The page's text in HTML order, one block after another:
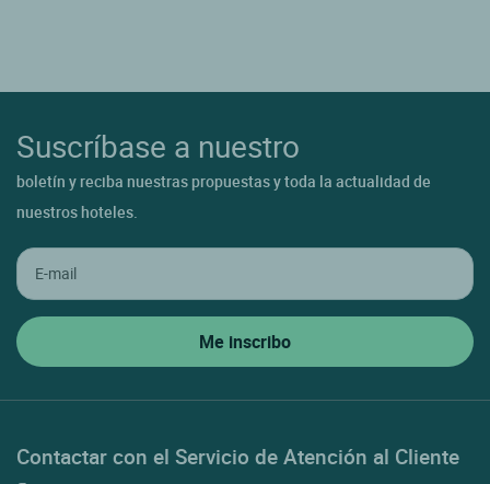
Suscríbase a nuestro
boletín y reciba nuestras propuestas y toda la actualidad de
nuestros hoteles.
Contactar con el Servicio de Atención al Cliente